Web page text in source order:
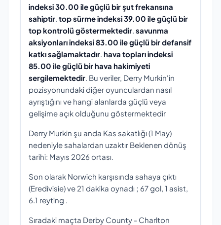
indeksi 30.00 ile güçlü bir şut frekansına
sahiptir top sürme indeksi 39.00 ile güçlü bir
top kontrolü göstermektedir savunma
aksiyonları indeksi 83.00 ile güçlü bir defansif
katkı sağlamaktadır hava topları indeksi
85.00 ile güçlü bir hava hakimiyeti
sergilemektedir . Bu veriler, Derry Murkin'in
pozisyonundaki diğer oyunculardan nasıl
ayrıştığını ve hangi alanlarda güçlü veya
gelişime açık olduğunu göstermektedir
Derry Murkin şu anda Kas sakatlığı (1 May)
nedeniyle sahalardan uzaktır Beklenen dönüş
tarihi: Mayıs 2026 ortası.
Son olarak Norwich karşısında sahaya çıktı
(Eredivisie) ve 21 dakika oynadı ; 67 gol, 1 asist,
6.1 reyting .
Sıradaki maçta Derby County - Charlton